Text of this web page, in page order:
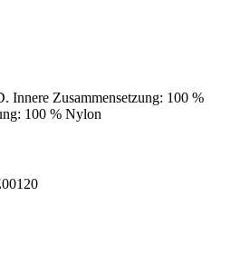
Zusammensetzung: 100 %
100 % Nylon